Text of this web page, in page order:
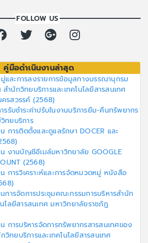
FOLLOW US
คู่มือดำเนินงานล่าสุด
มู่และการลงรายการข้อมูลทางบรรณานุกรม
ำนักวิทยบริการและเทคโนโลยีสารสนเทศ
รสวรรค์ (2568)
รับชำระค่าปรับในงานบริการยืม-คืนทรัพยากร
ทยบริการ
การติดตั้งและดูแลรักษา DOCER และ
งานบัญชีอีเมล์มหาวิทยาลัย GOOGLE
(2568)
การวิเคราะห์และการจัดหมวดหมู่ หนังสือ
การจัดการประชุมคณะกรรมการบริหารสำนัก
โลยีสารสนเทศ มหาวิทยาลัยราชภัฏ
การบริหารจัดการทรัพยากรสารสนเทศของ
ทยบริการและเทคโนโลยีสารสนเทศ